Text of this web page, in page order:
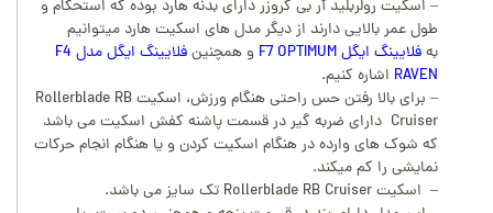
– اسکیت رولربلید آر بی کروزر دارای بدنه هارد بوده که استحکام و
طول عمر بالایی دارند از دیگر مدل های اسکیت هارد میتوانیم
بهفلایینگ ایگل F7 OPTIMUM و همچنین
فلایینگ ایگل مدل F4
RAVEN اشاره کنیم.
– برای بالا رفتن حس راحتی هنگام ورزش، اسکیت Rollerblade RB
Cruiser دارای ضربه گیر در قسمت پاشنه کفش اسکیت می باشد
که شوک های وارده در هنگام اسکیت کردن و یا هنگام انجام حرکات
نمایشی را کم میکند.
– اسکیت Rollerblade RB Cruiser تک سایز می باشد.